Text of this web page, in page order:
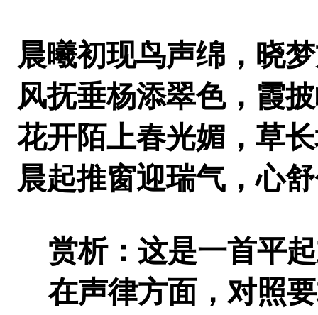
晨曦初现鸟声绵，晓
风抚垂杨添翠色，霞
花开陌上春光媚，草
晨起推窗迎瑞气，心
赏析：这是一首平
在声律方面，对照